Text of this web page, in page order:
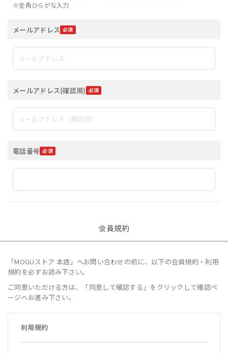
※全角ひらがな入力
メールアドレス
メールアドレス(確認用)
電話番号
会員規約
「MOGUストア 本店」へお問い合わせの前に、以下の会員規約・利用
規約を必ずお読み下さい。
ご同意いただける方は、「同意して確認する」をクリックして確認ペ
ージへお進み下さい。
利用規約